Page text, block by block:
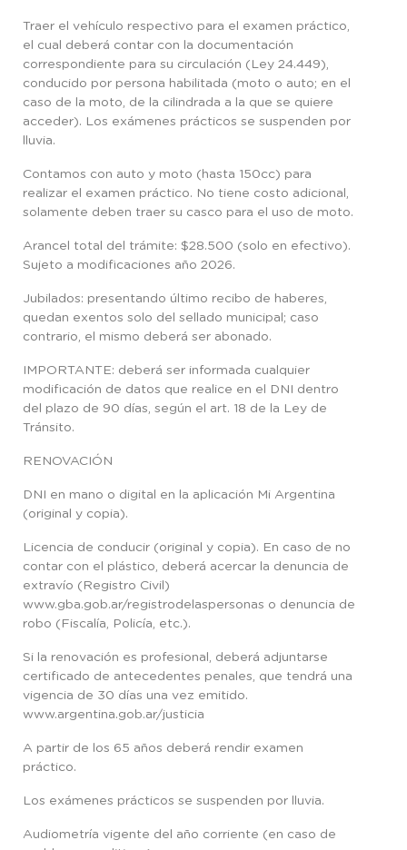
Traer el vehículo respectivo para el examen práctico,
el cual deberá contar con la documentación
correspondiente para su circulación (Ley 24.449),
conducido por persona habilitada (moto o auto; en el
caso de la moto, de la cilindrada a la que se quiere
acceder). Los exámenes prácticos se suspenden por
lluvia.
Contamos con auto y moto (hasta 150cc) para
realizar el examen práctico. No tiene costo adicional,
solamente deben traer su casco para el uso de moto.
Arancel total del trámite: $28.500 (solo en efectivo).
Sujeto a modificaciones año 2026.
Jubilados: presentando último recibo de haberes,
quedan exentos solo del sellado municipal; caso
contrario, el mismo deberá ser abonado.
IMPORTANTE: deberá ser informada cualquier
modificación de datos que realice en el DNI dentro
del plazo de 90 días, según el art. 18 de la Ley de
Tránsito.
RENOVACIÓN
DNI en mano o digital en la aplicación Mi Argentina
(original y copia).
Licencia de conducir (original y copia). En caso de no
contar con el plástico, deberá acercar la denuncia de
extravío (Registro Civil)
www.gba.gob.ar/registrodelaspersonas o denuncia de
robo (Fiscalía, Policía, etc.).
Si la renovación es profesional, deberá adjuntarse
certificado de antecedentes penales, que tendrá una
vigencia de 30 días una vez emitido.
www.argentina.gob.ar/justicia
A partir de los 65 años deberá rendir examen
práctico.
Los exámenes prácticos se suspenden por lluvia.
Audiometría vigente del año corriente (en caso de